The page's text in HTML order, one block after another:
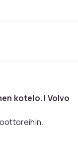
kotelo. | Volvo